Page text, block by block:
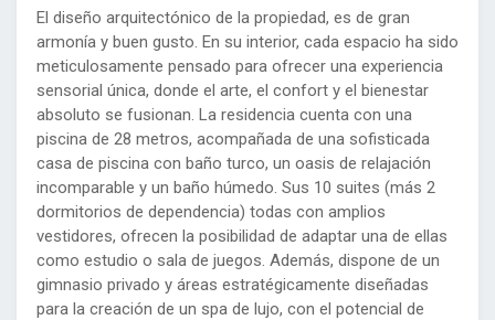
El diseño arquitectónico de la propiedad, es de gran
armonía y buen gusto. En su interior, cada espacio ha sido
meticulosamente pensado para ofrecer una experiencia
sensorial única, donde el arte, el confort y el bienestar
absoluto se fusionan. La residencia cuenta con una
piscina de 28 metros, acompañada de una sofisticada
casa de piscina con baño turco, un oasis de relajación
incomparable y un baño húmedo. Sus 10 suites (más 2
dormitorios de dependencia) todas con amplios
vestidores, ofrecen la posibilidad de adaptar una de ellas
como estudio o sala de juegos. Además, dispone de un
gimnasio privado y áreas estratégicamente diseñadas
para la creación de un spa de lujo, con el potencial de